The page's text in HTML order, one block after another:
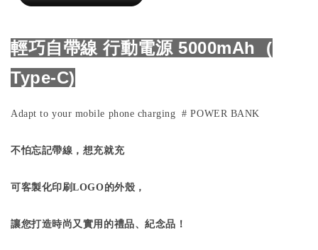
輕巧自帶線 行動電源 5000mAh (
Type-C)
Adapt to your mobile phone charging # POWER BANK
不怕忘記帶線 ，想充就充
可客製化印刷LOGO的外殼，
讓您打造時尚又實用的禮品、紀念品！